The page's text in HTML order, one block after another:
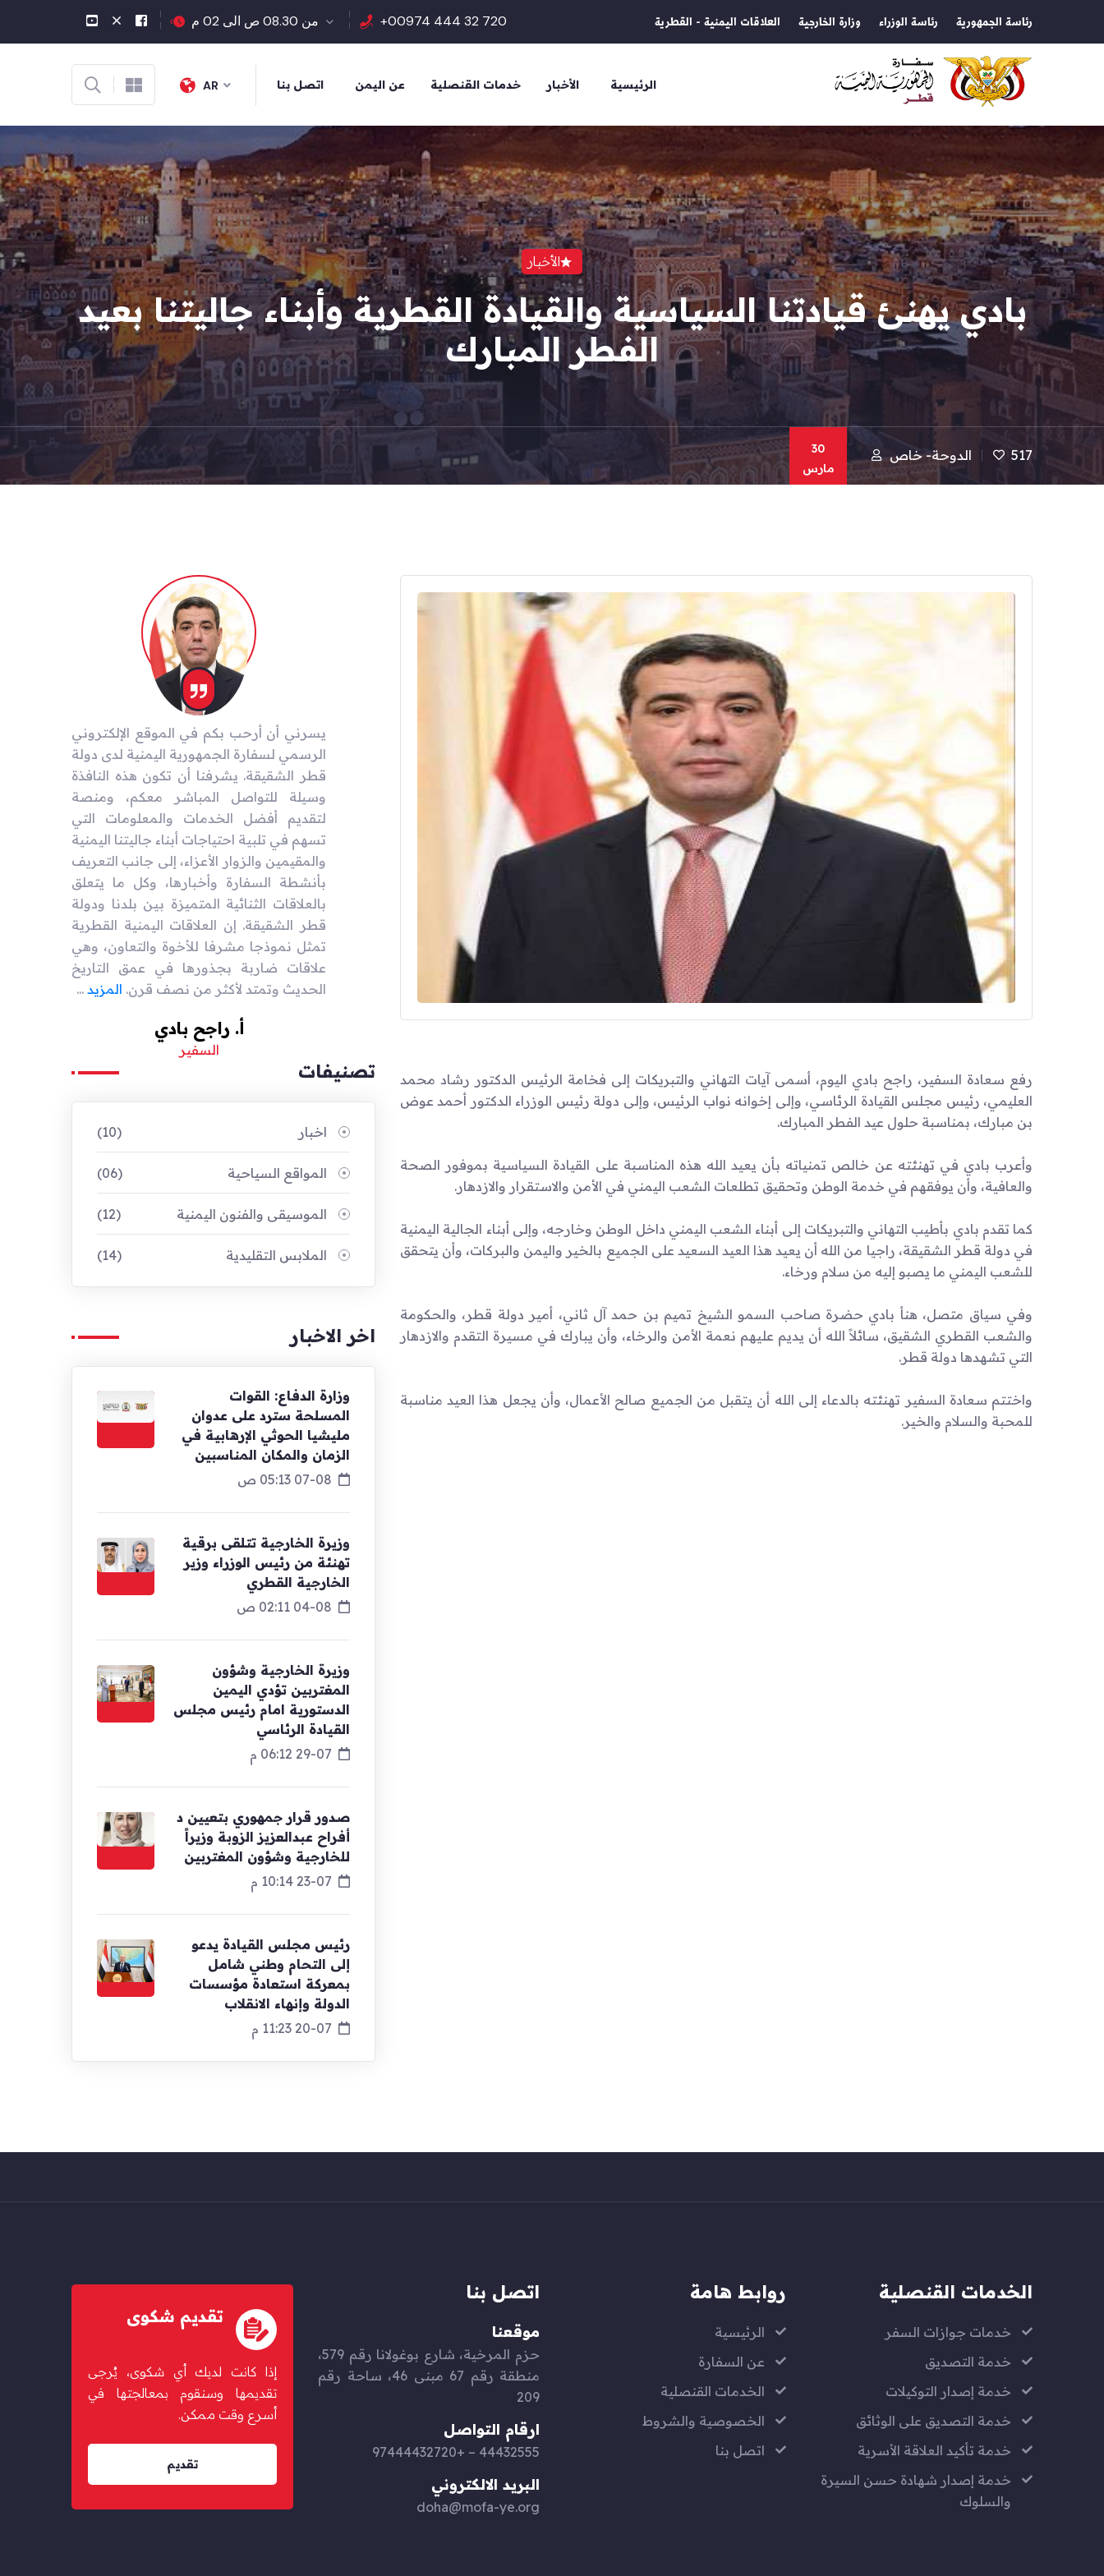
رئاسة الجمهورية رئاسة الوزراء وزارة الخارجية العلاقات اليمنية - القطرية +00974 444 32 720 من 08.30 ص الى 02 م
الرئيسية الأخبار خدمات القنصلية عن اليمن اتصل بنا AR
الأخبار
بادي يهنئ قيادتنا السياسية والقيادة القطرية وأبناء جاليتنا بعيد
الفطر المبارك
30
مارس
الدوحة- خاص 517
رفع سعادة السفير، راجح بادي اليوم، أسمى آيات التهاني والتبريكات إلى فخامة الرئيس الدكتور رشاد محمد
العليمي، رئيس مجلس القيادة الرئاسي، وإلى إخوانه نواب الرئيس، وإلى دولة رئيس الوزراء الدكتور أحمد عوض
بن مبارك، بمناسبة حلول عيد الفطر المبارك.
وأعرب بادي في تهنئته عن خالص تمنياته بأن يعيد الله هذه المناسبة على القيادة السياسية بموفور الصحة
والعافية، وأن يوفقهم في خدمة الوطن وتحقيق تطلعات الشعب اليمني في الأمن والاستقرار والازدهار.
كما تقدم بادي بأطيب التهاني والتبريكات إلى أبناء الشعب اليمني داخل الوطن وخارجه، وإلى أبناء الجالية اليمنية
في دولة قطر الشقيقة، راجيا من الله أن يعيد هذا العيد السعيد على الجميع بالخير واليمن والبركات، وأن يتحقق
للشعب اليمني ما يصبو إليه من سلام ورخاء.
وفي سياق متصل، هنأ بادي حضرة صاحب السمو الشيخ تميم بن حمد آل ثاني، أمير دولة قطر، والحكومة
والشعب القطري الشقيق، سائلاً الله أن يديم عليهم نعمة الأمن والرخاء، وأن يبارك في مسيرة التقدم والازدهار
التي تشهدها دولة قطر.
واختتم سعادة السفير تهنئته بالدعاء إلى الله أن يتقبل من الجميع صالح الأعمال، وأن يجعل هذا العيد مناسبة
للمحبة والسلام والخير.
يسرني أن أرحب بكم في الموقع الإلكتروني
الرسمي لسفارة الجمهورية اليمنية لدى دولة
قطر الشقيقة. يشرفنا أن تكون هذه النافذة
وسيلة للتواصل المباشر معكم، ومنصة
لتقديم أفضل الخدمات والمعلومات التي
تسهم في تلبية احتياجات أبناء جاليتنا اليمنية
والمقيمين والزوار الأعزاء، إلى جانب التعريف
بأنشطة السفارة وأخبارها، وكل ما يتعلق
بالعلاقات الثنائية المتميزة بين بلدنا ودولة
قطر الشقيقة. إن العلاقات اليمنية القطرية
تمثل نموذجا مشرفا للأخوة والتعاون، وهي
علاقات ضاربة بجذورها في عمق التاريخ
الحديث وتمتد لأكثر من نصف قرن. المزيد ...
أ. راجح بادي
السفير
تصنيفات
اخبار (10)
المواقع السياحية (06)
الموسيقى والفنون اليمنية (12)
الملابس التقليدية (14)
اخر الاخبار
وزارة الدفاع: القوات
المسلحة سترد على عدوان
مليشيا الحوثي الإرهابية في
الزمان والمكان المناسبين
07-08 05:13 ص
وزيرة الخارجية تتلقى برقية
تهنئة من رئيس الوزراء وزير
الخارجية القطري
04-08 02:11 ص
وزيرة الخارجية وشؤون
المغتربين تؤدي اليمين
الدستورية امام رئيس مجلس
القيادة الرئاسي
29-07 06:12 م
صدور قرار جمهوري بتعيين د
أفراح عبدالعزيز الزوبة وزيراً
للخارجية وشؤون المغتربين
23-07 10:14 م
رئيس مجلس القيادة يدعو
إلى التحام وطني شامل
بمعركة استعادة مؤسسات
الدولة وإنهاء الانقلاب
20-07 11:23 م
الخدمات القنصلية
خدمات جوازات السفر
خدمة التصديق
خدمة إصدار التوكيلات
خدمة التصديق على الوثائق
خدمة تأكيد العلاقة الأسرية
خدمة إصدار شهادة حسن السيرة
والسلوك
روابط هامة
الرئيسية
عن السفارة
الخدمات القنصلية
الخصوصية والشروط
اتصل بنا
اتصل بنا
موقعنا
حزم المرخية، شارع بوغولانا رقم 579،
منطقة رقم 67 مبنى 46، ساحة رقم
209
ارقام التواصل
44432555 – +97444432720
البريد الالكتروني
doha@mofa-ye.org
تقديم شكوى
إذا كانت لديك أي شكوى، يُرجى
تقديمها وسنقوم بمعالجتها في
أسرع وقت ممكن.
تقديم